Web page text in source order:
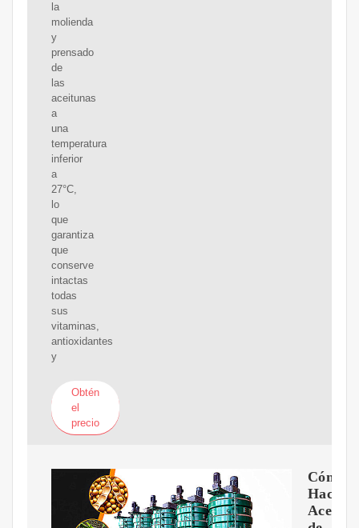
la
molienda
y
prensado
de
las
aceitunas
a
una
temperatura
inferior
a
27°C,
lo
que
garantiza
que
conserve
intactas
todas
sus
vitaminas,
antioxidantes
y
Obtén
el
precio
Cómo
Hacer
Aceite